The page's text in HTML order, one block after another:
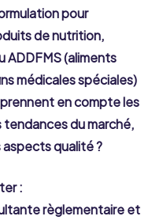
pour
de nutrition,
ADDFMS (aliments
médicales spéciales)
en compte les
du marché,
qualité ?
:
règlementaire et